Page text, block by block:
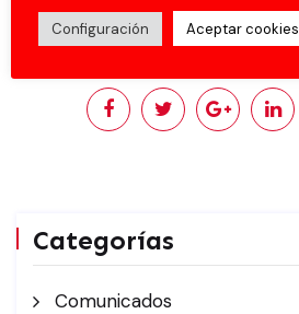
Categorías
Comunicados
Configuración Aceptar cookies